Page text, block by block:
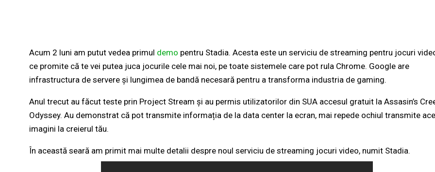
Acum 2 luni am putut vedea primul demo pentru Stadia. Acesta este un serviciu de streaming pentru jocuri
ce promite că te vei putea juca jocurile cele mai noi, pe toate sistemele care pot rula Chrome. Google are
infrastructura de servere și lungimea de bandă necesară pentru a transforma industria de gaming.
Anul trecut au făcut teste prin Project Stream și au permis utilizatorilor din SUA accesul gratuit la Assasin’s
Odyssey. Au demonstrat că pot transmite informația de la data center la ecran, mai repede ochiul transmite
imagini la creierul tău.
În această seară am primit mai multe detalii despre noul serviciu de streaming jocuri video, numit Stadia.